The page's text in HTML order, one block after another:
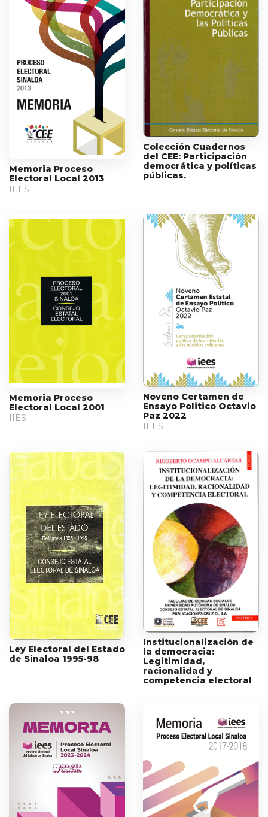
Memoria Proceso
Electoral Local 2013
IEES
Colección Cuadernos
del CEE: Participación
democrática y políticas
públicas.
Memoria Proceso
Electoral Local 2001
IIES
Noveno Certamen de
Ensayo Politico Octavio
Paz 2022
IEES
Ley Electoral del Estado
de Sinaloa 1995-98
Institucionalización de
la democracia:
Legitimidad,
racionalidad y
competencia electoral